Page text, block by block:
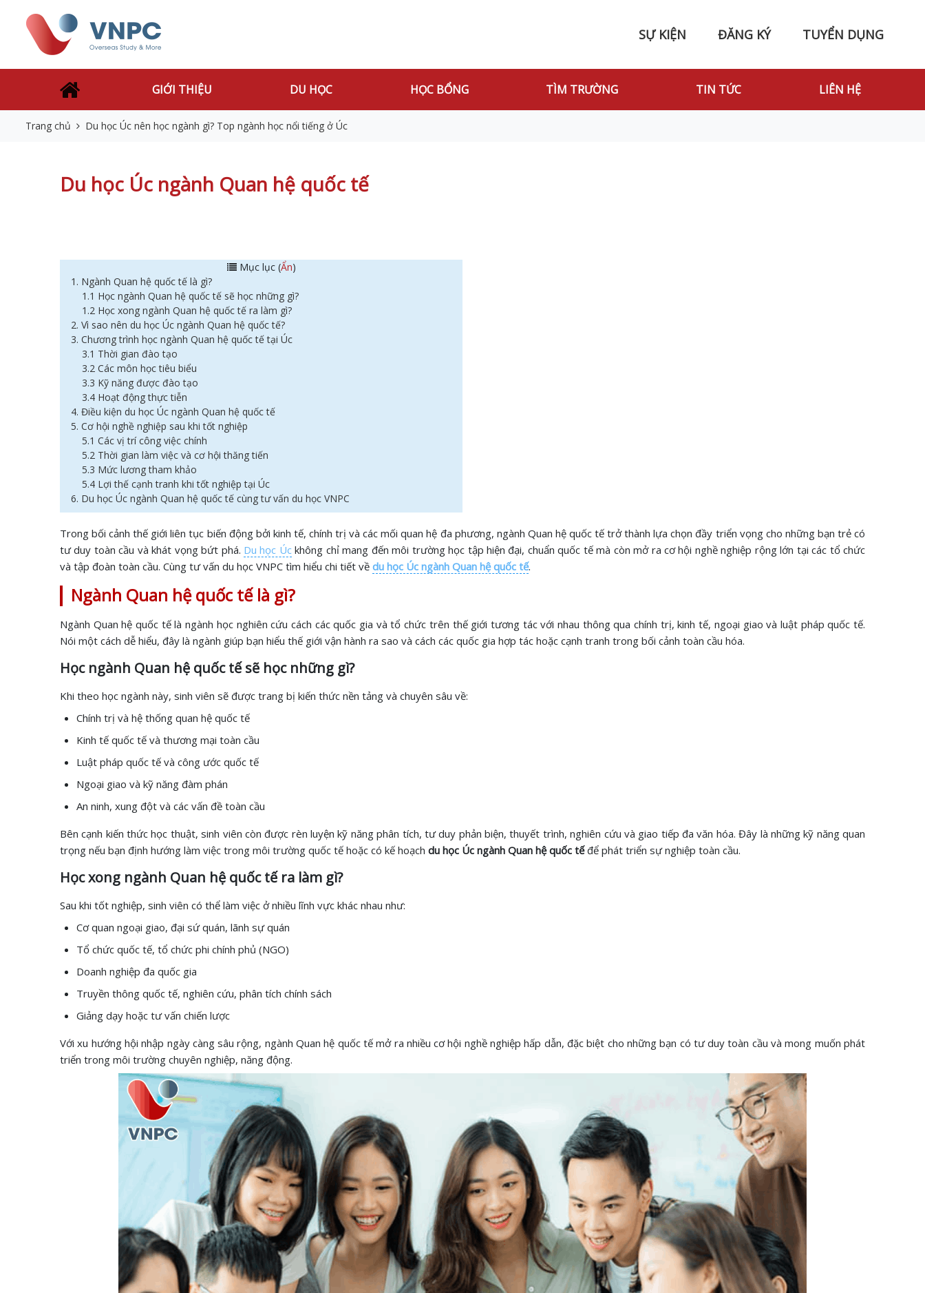
SỰ KIỆN ĐĂNG KÝ TUYỂN DỤNG
GIỚI THIỆU DU HỌC HỌC BỔNG TÌM TRƯỜNG TIN TỨC LIÊN HỆ
Trang chủ Du học Úc nên học ngành gì? Top ngành học nổi tiếng ở Úc
Du học Úc ngành Quan hệ quốc tế
Mục lục (Ẩn)
1. Ngành Quan hệ quốc tế là gì?
1.1 Học ngành Quan hệ quốc tế sẽ học những gì?
1.2 Học xong ngành Quan hệ quốc tế ra làm gì?
2. Vì sao nên du học Úc ngành Quan hệ quốc tế?
3. Chương trình học ngành Quan hệ quốc tế tại Úc
3.1 Thời gian đào tạo
3.2 Các môn học tiêu biểu
3.3 Kỹ năng được đào tạo
3.4 Hoạt động thực tiễn
4. Điều kiện du học Úc ngành Quan hệ quốc tế
5. Cơ hội nghề nghiệp sau khi tốt nghiệp
5.1 Các vị trí công việc chính
5.2 Thời gian làm việc và cơ hội thăng tiến
5.3 Mức lương tham khảo
5.4 Lợi thế cạnh tranh khi tốt nghiệp tại Úc
6. Du học Úc ngành Quan hệ quốc tế cùng tư vấn du học VNPC
Trong bối cảnh thế giới liên tục biến động bởi kinh tế, chính trị và các mối quan hệ đa phương, ngành Quan hệ quốc tế trở thành lựa chọn đầy triển vọng cho những bạn trẻ có
tư duy toàn cầu và khát vọng bứt phá. Du học Úckhông chỉ mang đến môi trường học tập hiện đại, chuẩn quốc tế mà còn mở ra cơ hội nghề nghiệp rộng lớn tại các tổ chức
và tập đoàn toàn cầu. Cùng tư vấn du học VNPC tìm hiểu chi tiết về du học Úc ngành Quan hệ quốc tế.
Ngành Quan hệ quốc tế là gì?
Ngành Quan hệ quốc tế là ngành học nghiên cứu cách các quốc gia và tổ chức trên thế giới tương tác với nhau thông qua chính trị, kinh tế, ngoại giao và luật pháp quốc tế.
Nói một cách dễ hiểu, đây là ngành giúp bạn hiểu thế giới vận hành ra sao và cách các quốc gia hợp tác hoặc cạnh tranh trong bối cảnh toàn cầu hóa.
Học ngành Quan hệ quốc tế sẽ học những gì?
Khi theo học ngành này, sinh viên sẽ được trang bị kiến thức nền tảng và chuyên sâu về:
Chính trị và hệ thống quan hệ quốc tế
Kinh tế quốc tế và thương mại toàn cầu
Luật pháp quốc tế và công ước quốc tế
Ngoại giao và kỹ năng đàm phán
An ninh, xung đột và các vấn đề toàn cầu
Bên cạnh kiến thức học thuật, sinh viên còn được rèn luyện kỹ năng phân tích, tư duy phản biện, thuyết trình, nghiên cứu và giao tiếp đa văn hóa. Đây là những kỹ năng quan
trọng nếu bạn định hướng làm việc trong môi trường quốc tế hoặc có kế hoạch du học Úc ngành Quan hệ quốc tếđể phát triển sự nghiệp toàn cầu.
Học xong ngành Quan hệ quốc tế ra làm gì?
Sau khi tốt nghiệp, sinh viên có thể làm việc ở nhiều lĩnh vực khác nhau như:
Cơ quan ngoại giao, đại sứ quán, lãnh sự quán
Tổ chức quốc tế, tổ chức phi chính phủ (NGO)
Doanh nghiệp đa quốc gia
Truyền thông quốc tế, nghiên cứu, phân tích chính sách
Giảng dạy hoặc tư vấn chiến lược
Với xu hướng hội nhập ngày càng sâu rộng, ngành Quan hệ quốc tế mở ra nhiều cơ hội nghề nghiệp hấp dẫn, đặc biệt cho những bạn có tư duy toàn cầu và mong muốn phát
triển trong môi trường chuyên nghiệp, năng động.